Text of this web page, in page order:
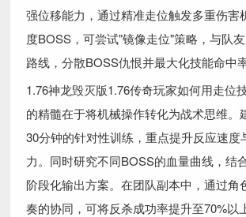
强位移能力，通过精准走位触发多重伤害
度BOSS，可尝试"镜像走位"策略，与队
路线，分散BOSS仇恨并最大化技能命中率
1.76神龙毁灭版1.76传奇玩家如何用走位
的精髓在于将机械操作转化为战术思维。
30分钟的针对性训练，重点提升反应速度
力。同时研究不同BOSS的血量曲线，结
阶段化输出方案。在团队副本中，通过角
奏的协同，可将反杀成功率提升至70%以